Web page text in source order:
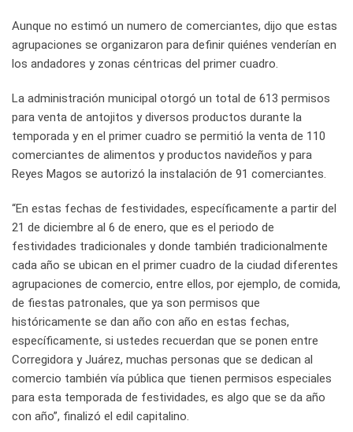
Aunque no estimó un numero de comerciantes, dijo que estas
agrupaciones se organizaron para definir quiénes venderían en
los andadores y zonas céntricas del primer cuadro.
La administración municipal otorgó un total de 613 permisos
para venta de antojitos y diversos productos durante la
temporada y en el primer cuadro se permitió la venta de 110
comerciantes de alimentos y productos navideños y para
Reyes Magos se autorizó la instalación de 91 comerciantes.
“En estas fechas de festividades, específicamente a partir del
21 de diciembre al 6 de enero, que es el periodo de
festividades tradicionales y donde también tradicionalmente
cada año se ubican en el primer cuadro de la ciudad diferentes
agrupaciones de comercio, entre ellos, por ejemplo, de comida,
de fiestas patronales, que ya son permisos que
históricamente se dan año con año en estas fechas,
específicamente, si ustedes recuerdan que se ponen entre
Corregidora y Juárez, muchas personas que se dedican al
comercio también vía pública que tienen permisos especiales
para esta temporada de festividades, es algo que se da año
con año”, finalizó el edil capitalino.